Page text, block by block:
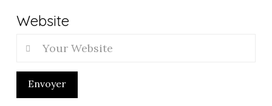
Website
Envoyer